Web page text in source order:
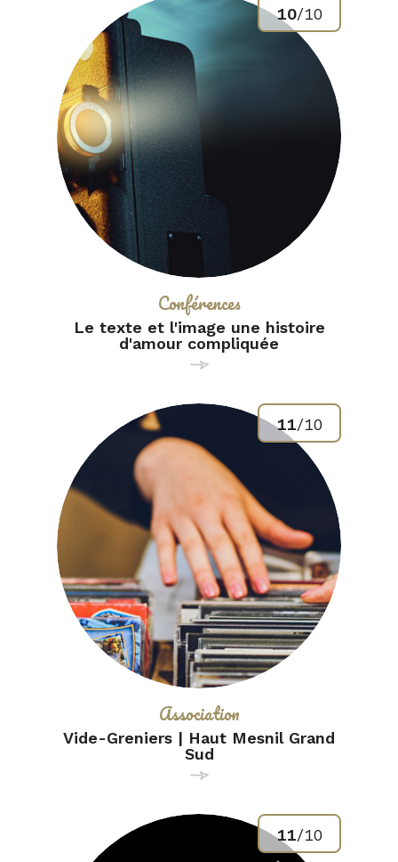
Le texte et l'image une histoire
d'amour compliquée
Catégorie :
Conférences
10/10
Vide-Greniers | Haut Mesnil Grand
Sud
Catégorie :
Association
11/10
11/10